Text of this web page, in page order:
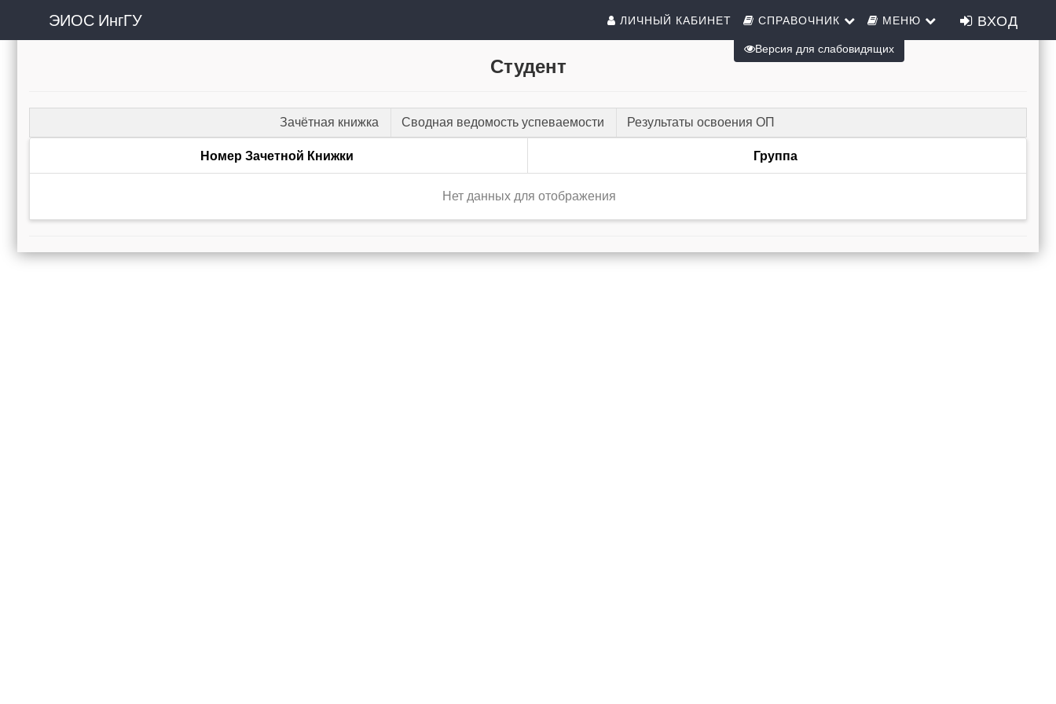
ЭИОС ИнгГУ ЛИЧНЫЙ КАБИНЕТ СПРАВОЧНИК МЕНЮ ВХОД
Студент
Зачётная книжка Сводная ведомость успеваемости Результаты освоения ОП
Номер Зачетной Книжки Группа
Нет данных для отображения
Версия для слабовидящих